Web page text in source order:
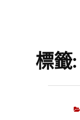
標籤: